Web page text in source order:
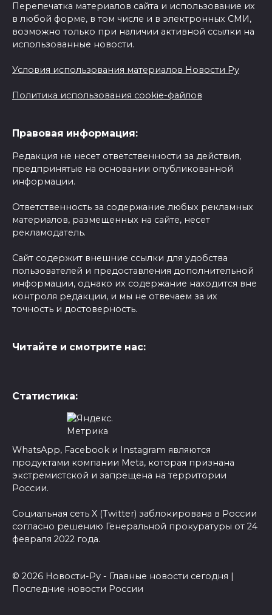
Перепечатка материалов сайта и использование их
в любой форме, в том числе и в электронных СМИ,
возможно только при наличии активной ссылки на
использованные новости.
Условия использования материалов Новости Ру
Политика использования cookie-файлов
Правовая информация:
Редакция не несет ответственности за действия,
предпринятые на основании опубликованной
информации.
Ответственность за содержание любых рекламных
материалов, размещенных на сайте, несет
рекламодатель.
Сайт содержит внешние ссылки для удобства
пользователей и предоставления дополнительной
информации, однако их содержание находится вне
контроля редакции, и мы не отвечаем за их
точность и достоверность.
Читайте и смотрите нас:
Статистика:
WhatsApp, Facebook и Instagram являются
продуктами компании Meta, которая признана
экстремистской и запрещена на территории
России.
Социальная сеть X (Twitter) заблокирована в России
согласно решению Генеральной прокуратуры от 24
февраля 2022 года.
© 2026 Новости-Ру - Главные новости сегодня |
Последние новости России